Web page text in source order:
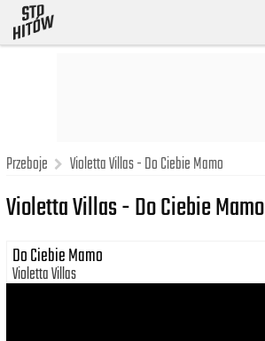
Przeboje Violetta Villas - Do Ciebie Mamo
Violetta Villas - Do Ciebie Mamo
Do Ciebie Mamo
Violetta Villas